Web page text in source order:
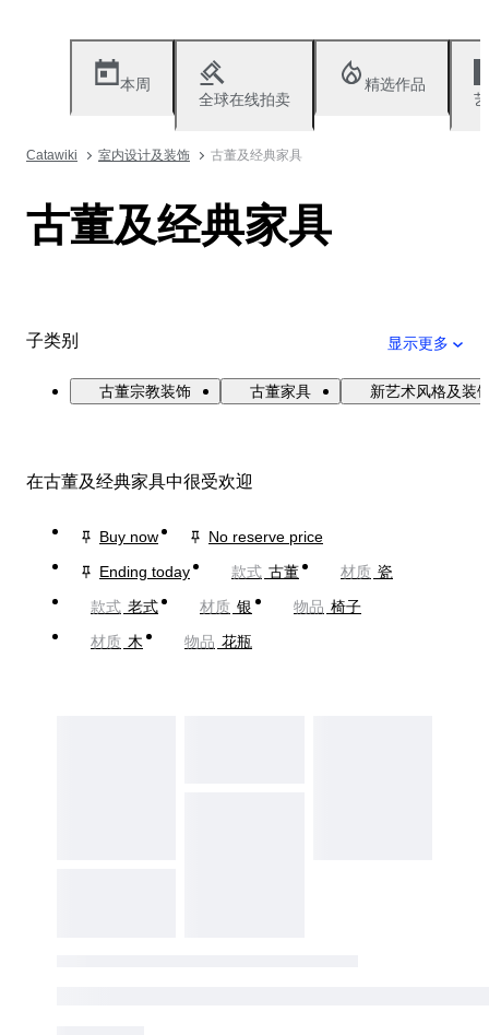
本周
全球在线拍卖
精选作品
Catawiki 室内设计及装饰 古董及经典家具
古董及经典家具
子类别 显示更多
古董宗教装饰 古董家具 新艺术风格及装
在古董及经典家具中很受欢迎
Buy now
No reserve price
Ending today
款式 古董 材质 瓷
款式 老式 材质 银 物品 椅子
材质 木 物品 花瓶